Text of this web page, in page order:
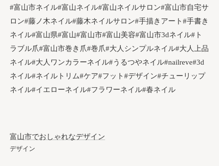
#富山市ネイル#富山ネイル#富山ネイルサロン#富山市自宅サ
ロン#藤ノ木ネイル#藤木ネイルサロン#手描きアート#手書き
ネイル#富山県#富山#富山市#富山美容#富山市3dネイル#ト
ラブル爪#富山市巻き爪#巻爪#大人シンプルネイル#大人上品
ネイル#大人ワンカラーネイル#うるつやネイル#nailreve#3d
ネイル#ネイルトリム#ケア#フット#デザイン#チューリップ
ネイル#イエローネイル#フラワーネイル#春ネイル
富山市でおしゃれなデザイン
デザイン